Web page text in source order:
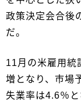
政策決定会合後
だ。
11月の米雇用統
増となり、市場
失業率は4.6％